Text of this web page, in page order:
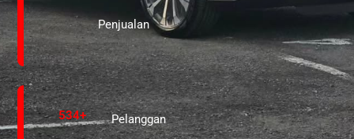
Penjualan
534+ Pelanggan